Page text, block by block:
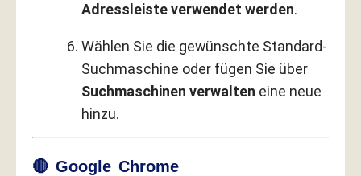
Adressleiste verwendet werden.
Wählen Sie die gewünschte Standard-
Suchmaschine oder fügen Sie über
Suchmaschinen verwalten eine neue
hinzu.
🔴 Google Chrome